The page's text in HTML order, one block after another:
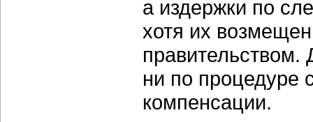
а издержки по
хотя их
правительством.
ни по процедуре
компенсации.